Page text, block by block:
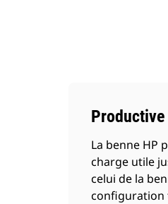
Productive
La benne HP
charge utile
celui de la
configuration